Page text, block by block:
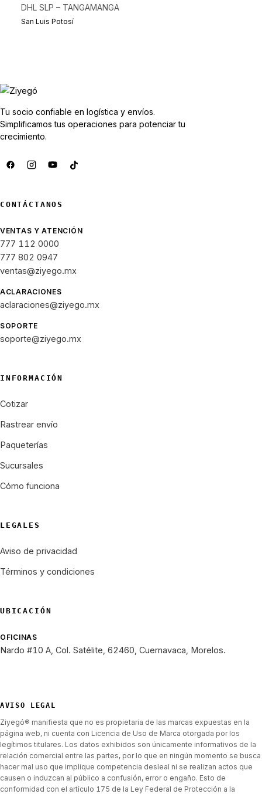
DHL SLP – TANGAMANGA
San Luis Potosí
Tu socio confiable en logística y envíos.
Simplificamos tus operaciones para potenciar tu
crecimiento.
CONTÁCTANOS
VENTAS Y ATENCIÓN
777 112 0000
777 802 0947
ventas@ziyego.mx
ACLARACIONES
aclaraciones@ziyego.mx
SOPORTE
soporte@ziyego.mx
INFORMACIÓN
Cotizar
Rastrear envío
Paqueterías
Sucursales
Cómo funciona
LEGALES
Aviso de privacidad
Términos y condiciones
UBICACIÓN
OFICINAS
Nardo #10 A, Col. Satélite, 62460, Cuernavaca, Morelos.
AVISO LEGAL
Ziyegó® manifiesta que no es propietaria de las marcas expuestas en la
página web, ni cuenta con Licencia de Uso de Marca otorgada por los
legítimos titulares. Los datos exhibidos son únicamente informativos de la
relación comercial entre las partes, por lo que en ningún momento se busca
hacer mal uso que implique competencia desleal ni se realizan actos que
causen o induzcan al público a confusión, error o engaño. Esto de
conformidad con el artículo 175 de la Ley Federal de Protección a la